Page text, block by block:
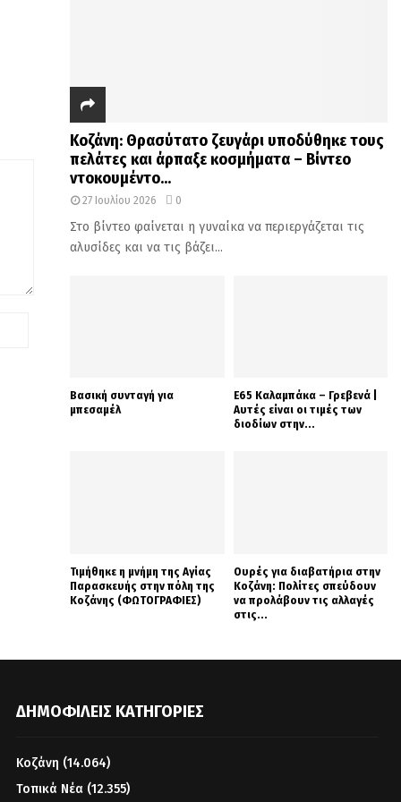
Κοζάνη: Θρασύτατο ζευγάρι υποδύθηκε τους
πελάτες και άρπαξε κοσμήματα – Βίντεο
ντοκουμέντο...
27 Ιουλίου 2026 0
Στο βίντεο φαίνεται η γυναίκα να περιεργάζεται τις
αλυσίδες και να τις βάζει...
Βασική συνταγή για
μπεσαμέλ
Ε65 Καλαμπάκα – Γρεβενά |
Αυτές είναι οι τιμές των
διοδίων στην...
Τιμήθηκε η μνήμη της Αγίας
Παρασκευής στην πόλη της
Κοζάνης (ΦΩΤΟΓΡΑΦΙΕΣ)
Ουρές για διαβατήρια στην
Κοζάνη: Πολίτες σπεύδουν
να προλάβουν τις αλλαγές
στις...
ΔΗΜΟΦΙΛΕΊΣ ΚΑΤΗΓΟΡΊΕΣ
Κοζάνη (14.064)
Τοπικά Νέα (12.355)